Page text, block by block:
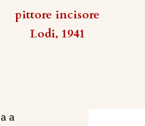
pittore incisore
Lodi, 1941
a